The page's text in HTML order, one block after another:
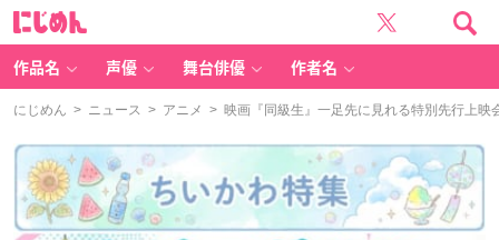
作品名 声優 舞台俳優 作者名
にじめん > ニュース > アニメ > 映画『同級生』一足先に見れる特別先行上映